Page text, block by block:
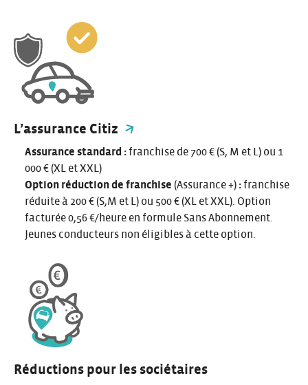
L’assurance Citiz
Assurance standard : franchise de 700 € (S, M et L) ou 1
000 € (XL et XXL)
Option réduction de franchise (Assurance +) : franchise
réduite à 200 € (S,M et L) ou 500 € (XL et XXL). Option
facturée 0,56 €/heure en formule Sans Abonnement.
Jeunes conducteurs non éligibles à cette option.
Réductions pour les sociétaires